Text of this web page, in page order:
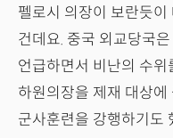
펠로시 의장이 보란듯
건데요. 중국 외교당국
언급하면서 비난의 수위
하원의장을 제재 대상에
군사훈련을 강행하기도